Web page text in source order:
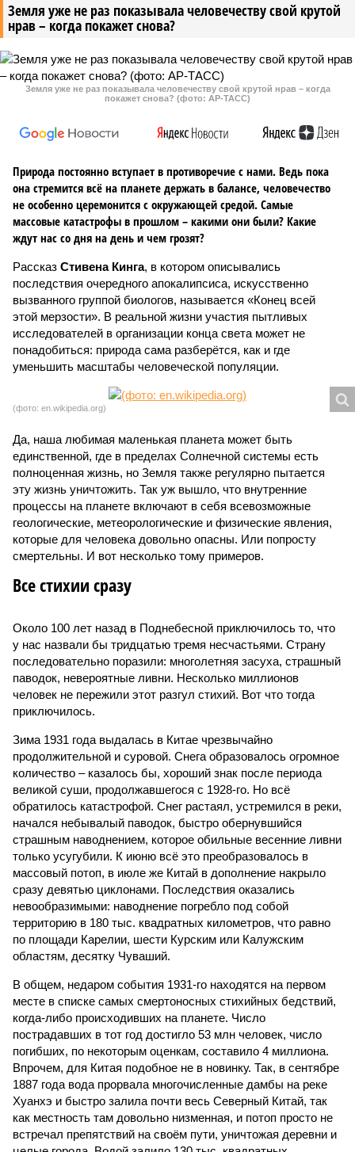
Земля уже не раз показывала человечеству свой крутой
нрав – когда покажет снова?
Земля уже не раз показывала человечеству свой крутой нрав – когда
покажет снова? (фото: АР-ТАСС)
Природа постоянно вступает в противоречие с нами. Ведь пока
она стремится всё на планете держать в балансе, человечество
не особенно церемонится с окружающей средой. Самые
массовые катастрофы в прошлом – какими они были? Какие
ждут нас со дня на день и чем грозят?
Рассказ Стивена Кинга, в котором описывались
последствия очередного апокалипсиса, искусственно
вызванного группой биологов, называется «Конец всей
этой мерзости». В реальной жизни участия пытливых
исследователей в организации конца света может не
понадобиться: природа сама разберётся, как и где
уменьшить масштабы человеческой популяции.
(фото: en.wikipedia.org)
Да, наша любимая маленькая планета может быть
единственной, где в пределах Солнечной системы есть
полноценная жизнь, но Земля также регулярно пытается
эту жизнь уничтожить. Так уж вышло, что внутренние
процессы на планете включают в себя всевозможные
геологические, метеорологические и физические явления,
которые для человека довольно опасны. Или попросту
смертельны. И вот несколько тому примеров.
Все стихии сразу
Около 100 лет назад в Поднебесной приключилось то, что
у нас назвали бы тридцатью тремя несчастьями. Страну
последовательно поразили: многолетняя засуха, страшный
паводок, невероятные ливни. Несколько миллионов
человек не пережили этот разгул стихий. Вот что тогда
приключилось.
Зима 1931 года выдалась в Китае чрезвычайно
продолжительной и суровой. Снега образовалось огромное
количество – казалось бы, хороший знак после периода
великой суши, продолжавшегося с 1928-го. Но всё
обратилось катастрофой. Снег растаял, устремился в реки,
начался небывалый паводок, быстро обернувшийся
страшным наводнением, которое обильные весенние ливни
только усугубили. К июню всё это преобразовалось в
массовый потоп, в июле же Китай в дополнение накрыло
сразу девятью циклонами. Последствия оказались
невообразимыми: наводнение погребло под собой
территорию в 180 тыс. квадратных километров, что равно
по площади Карелии, шести Курским или Калужским
областям, десятку Чуваший.
В общем, недаром события 1931-го находятся на первом
месте в списке самых смертоносных стихийных бедствий,
когда-либо происходивших на планете. Число
пострадавших в тот год достигло 53 млн человек, число
погибших, по некоторым оценкам, составило 4 миллиона.
Впрочем, для Китая подобное не в новинку. Так, в сентябре
1887 года вода прорвала многочисленные дамбы на реке
Хуанхэ и быстро залила почти весь Северный Китай, так
как местность там довольно низменная, и потоп просто не
встречал препятствий на своём пути, уничтожая деревни и